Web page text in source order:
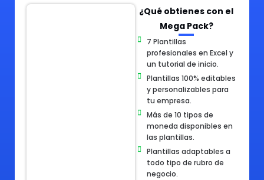
¿Qué obtienes con el
Mega Pack?
7 Plantillas
profesionales en Excel y
un tutorial de inicio.
Plantillas 100% editables
y personalizables para
tu empresa.
Más de 10 tipos de
moneda disponibles en
las plantillas.
Plantillas adaptables a
todo tipo de rubro de
negocio.